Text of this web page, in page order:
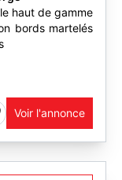
haut de gamme
bords martelés
Voir l'annonce